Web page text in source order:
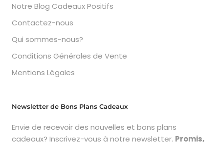
Notre Blog Cadeaux Positifs
Contactez-nous
Qui sommes-nous?
Conditions Générales de Vente
Mentions Légales
Newsletter de Bons Plans Cadeaux
Envie de recevoir des nouvelles et bons plans
cadeaux? Inscrivez-vous à notre newsletter. Promis,